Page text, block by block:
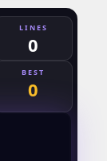
LINES
0
BEST
0